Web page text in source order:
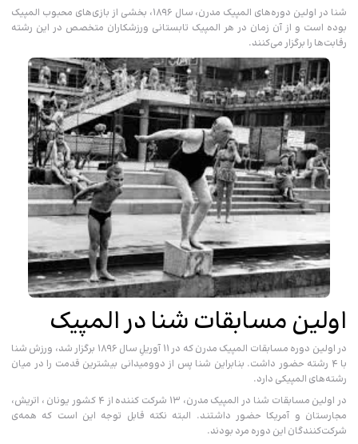
شنا در اولین دوره‌های المپیک مدرن، سال ۱۸۹۶، بخشی از بازی‌های محبوب المپیک
بوده است و از آن زمان در هر المپیک تابستانی ورزشکاران متخصص در این رشته
رقابت‌ها را برگزار می‌کنند.
اولین مسابقات شنا در المپیک
در اولین دوره مسابقات المپیک مدرن که در ۱۱ آوریلِ سال ۱۸۹۶ برگزار شد، ورزش شنا
با ۴ رشته حضور داشت. بنابراین شنا پس از دوومیدانی بیشترین قدمت را در میان
رشته‌های المپیکی دارد.
در اولین مسابقات شنا در المپیک مدرن، ۱۳ شرکت کننده از ۴ کشور یونان ، اتریش،
مجارستان و آمریکا حضور داشتند. البته نکته قابل توجه این است که همه‌ی
شرکت‌کنندگان این دوره مرد بودند.